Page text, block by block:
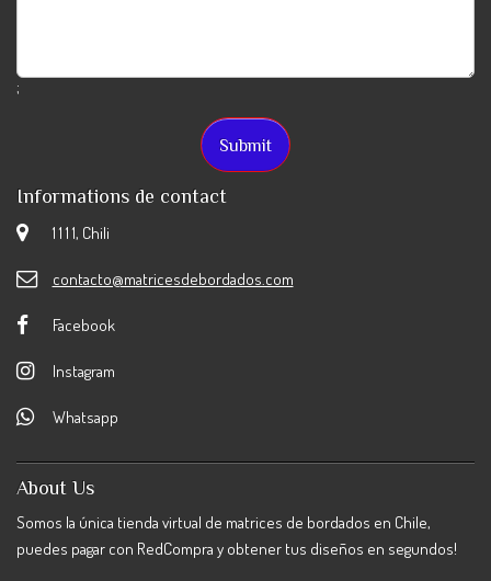
;
Informations de contact
1 1 1 1, Chili
contacto@matricesdebordados.com
Facebook
Instagram
Whatsapp
About Us
Somos la única tienda virtual de matrices de bordados en Chile,
puedes pagar con RedCompra y obtener tus diseños en segundos!